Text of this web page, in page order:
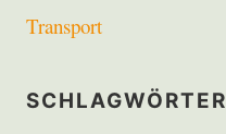
Transport
SCHLAGWÖRTER